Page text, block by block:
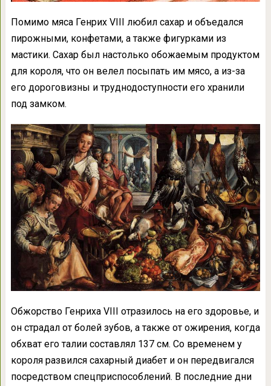
Помимо мяса Генрих VIII любил сахар и объедался
пирожными, конфетами, а также фигурками из
мастики. Сахар был настолько обожаемым продуктом
для короля, что он велел посыпать им мясо, а из-за
его дороговизны и труднодоступности его хранили
под замком.
Обжорство Генриха VIII отразилось на его здоровье, и
он страдал от болей зубов, а также от ожирения, когда
обхват его талии составлял 137 см. Со временем у
короля развился сахарный диабет и он передвигался
посредством спецприспособлений. В последние дни